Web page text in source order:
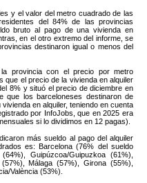
y el valor del metro cuadrado de las
del 84% de las provincias
bruto al pago de una vivienda en
en el otro extremo del informe, se
destinaron igual o menos del
provincia con el precio por metro
que el precio de la vivienda en alquiler
8% y situó el precio de diciembre en
que los barceloneses destinaron de
en alquiler, teniendo en cuenta
por InfoJobs, que en 2025 era
si lo dividimos en 12 pagas).
más sueldo al pago del alquiler
es: Barcelona (76% del sueldo
Guipúzcoa/Guipuzkoa (61%),
Málaga (57%), Girona (55%),
València (53%).